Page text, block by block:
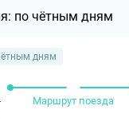
по чётным дням
дням
Маршрут поезда